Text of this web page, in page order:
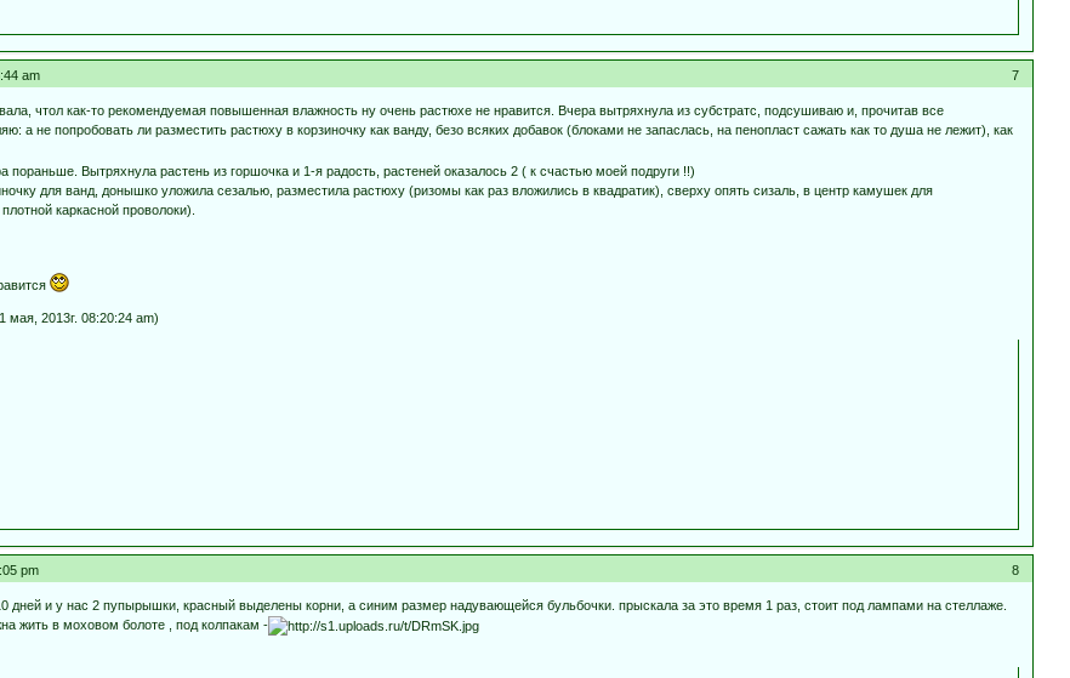
7
am
чтол как-то рекомендуемая повышенная влажность ну очень растюхе не нравится. Вчера вытряхнула из субстратс, подсушиваю и, прочитав все
а не попробовать ли разместить растюху в корзиночку как ванду, безо всяких добавок (блоками не запаслась, на пенопласт сажать как то душа не лежит), как
пораньше. Вытряхнула растень из горшочка и 1-я радость, растеней оказалось 2 ( к счастью моей подруги !!)
для ванд, донышко уложила сезалью, разместила растюху (ризомы как раз вложились в квадратик), сверху опять сизаль, в центр камушек для
каркасной проволоки).
мая, 2013г. 08:20:24 am)
8
pm
дней и у нас 2 пупырышки, красный выделены корни, а синим размер надувающейся бульбочки. прыскала за это время 1 раз, стоит под лампами на стеллаже.
жить в моховом болоте , под колпакам -